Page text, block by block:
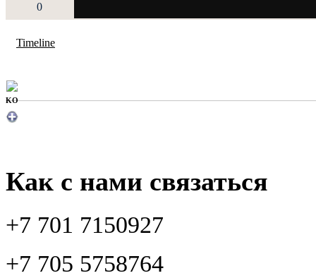
0
Timeline
KO
Как с нами связаться
+7 701 7150927
+7 705 5758764